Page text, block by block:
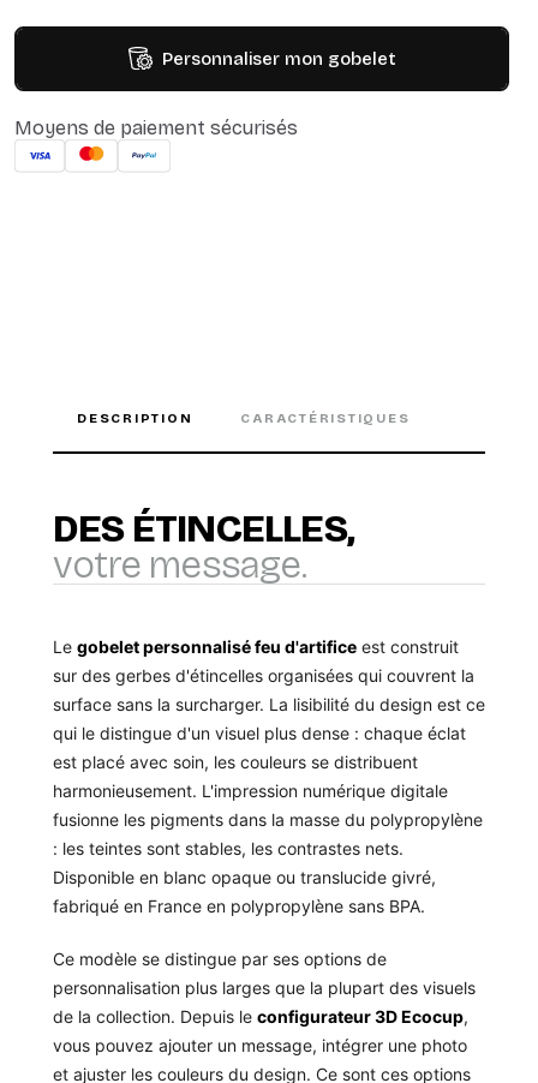
Personnaliser mon gobelet
Moyens de paiement sécurisés
DESCRIPTION CARACTÉRISTIQUES
DES ÉTINCELLES,
votre message.
Le gobelet personnalisé feu d'artifice est construit
sur des gerbes d'étincelles organisées qui couvrent la
surface sans la surcharger. La lisibilité du design est ce
qui le distingue d'un visuel plus dense : chaque éclat
est placé avec soin, les couleurs se distribuent
harmonieusement. L'impression numérique digitale
fusionne les pigments dans la masse du polypropylène
: les teintes sont stables, les contrastes nets.
Disponible en blanc opaque ou translucide givré,
fabriqué en France en polypropylène sans BPA.
Ce modèle se distingue par ses options de
personnalisation plus larges que la plupart des visuels
de la collection. Depuis le configurateur 3D Ecocup,
vous pouvez ajouter un message, intégrer une photo
et ajuster les couleurs du design. Ce sont ces options